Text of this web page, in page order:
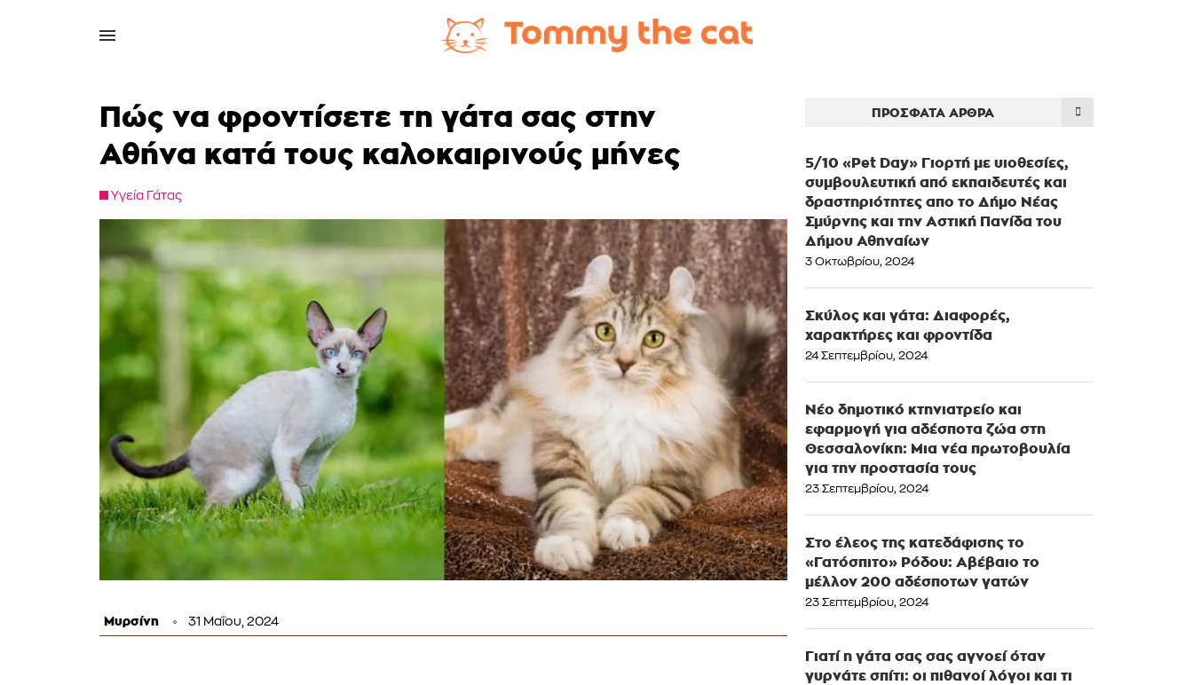
Πώς να φροντίσετε τη γάτα σας στην
Αθήνα κατά τους καλοκαιρινούς μήνες
Υγεία Γάτας
Μυρσίνη 31 Μαΐου, 2024
ΠΡΌΣΦΑΤΑ ΆΡΘΡΑ
5/10 «Pet Day» Γιορτή με υιοθεσίες,
συμβουλευτική από εκπαιδευτές και
δραστηριότητες απο το Δήμο Νέας
Σμύρνης και την Αστική Πανίδα του
Δήμου Αθηναίων
3 Οκτωβρίου, 2024
Σκύλος και γάτα: Διαφορές,
χαρακτήρες και φροντίδα
24 Σεπτεμβρίου, 2024
Νέο δημοτικό κτηνιατρείο και
εφαρμογή για αδέσποτα ζώα στη
Θεσσαλονίκη: Μια νέα πρωτοβουλία
για την προστασία τους
23 Σεπτεμβρίου, 2024
Στο έλεος της κατεδάφισης το
«Γατόσπιτο» Ρόδου: Αβέβαιο το
μέλλον 200 αδέσποτων γατών
23 Σεπτεμβρίου, 2024
Γιατί η γάτα σας σας αγνοεί όταν
γυρνάτε σπίτι: οι πιθανοί λόγοι και τι